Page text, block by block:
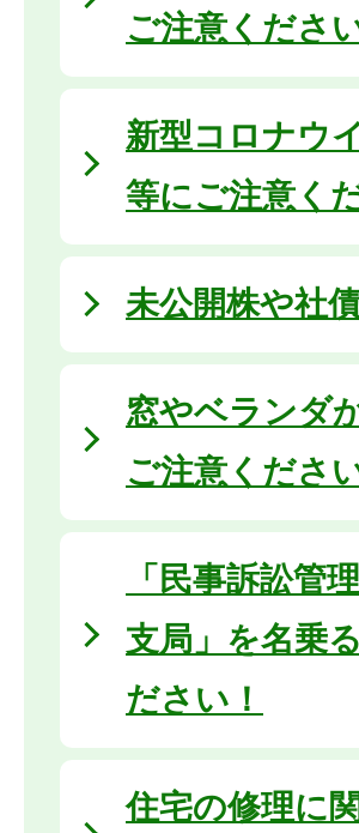
ご注意くださ
新型コロナウ
等にご注意く
未公開株や社
窓やベランダ
ご注意くださ
「民事訴訟管
支局」を名乗
ださい！
住宅の修理に